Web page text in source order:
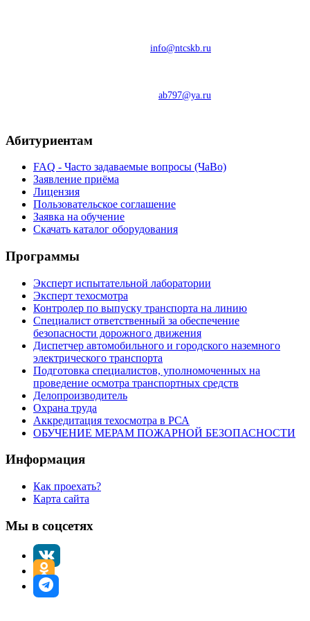
info@ntcskb.ru
ab797@ya.ru
Абитуриентам
FAQ - Часто задаваемые вопросы (ЧаВо)
Заявление приёма
Лицензия
Пользовательское соглашение
Заявка на обучение
Скачать каталог оборудования
Программы
Эксперт испытательной лаборатории
Эксперт техосмотра
Контролер по выпуску транспорта на линию
Специалист ответственный за обеспечение
безопасности дорожного движения
Диспетчер автомобильного и городского наземного
электрического транспорта
Подготовка специалистов, уполномоченных на
проведение осмотра транспортных средств
Делопроизводитель
Охрана труда
Аккредитация техосмотра в РСА
ОБУЧЕНИЕ МЕРАМ ПОЖАРНОЙ БЕЗОПАСНОСТИ
Информация
Как проехать?
Карта сайта
Мы в соцсетях